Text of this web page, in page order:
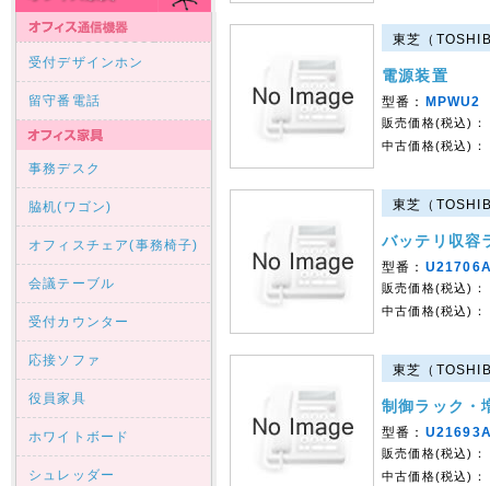
受付デザインホン
留守番電話
事務デスク
脇机(ワゴン)
オフィスチェア(事務椅子)
会議テーブル
受付カウンター
応接ソファ
役員家具
ホワイトボード
シュレッダー
東芝（
電源装置
型番： MPWU2
販売価格(税込)：
中古価格(税込)：
東芝（
バッテリ収容
型番：
販売価格(税込)：
中古価格(税込)：
東芝（
制御ラック・
型番：
販売価格(税込)：
中古価格(税込)：